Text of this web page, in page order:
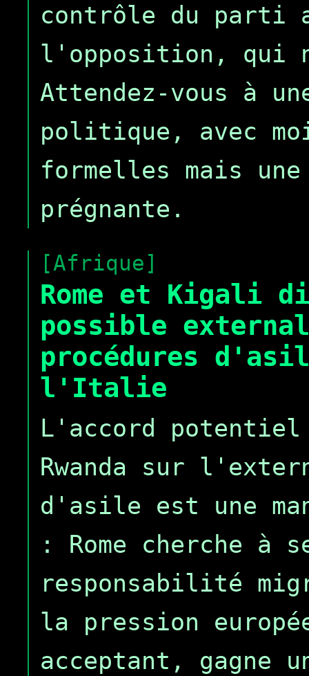
contrôle du parti
l'opposition, qui
Attendez-vous à
politique, avec
formelles mais
prégnante.
[Afrique]
Rome et Kigali
possible
procédures
l'Italie
L'accord
Rwanda sur
d'asile est une
: Rome cherche à
responsabilité
la pression
acceptant, gagne